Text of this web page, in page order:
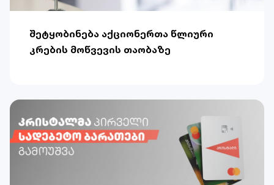
შეტყობინება აქციონერთა წლიური
კრების მოწვევის თაობაზე